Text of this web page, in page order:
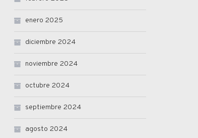
enero 2025
diciembre 2024
noviembre 2024
octubre 2024
septiembre 2024
agosto 2024